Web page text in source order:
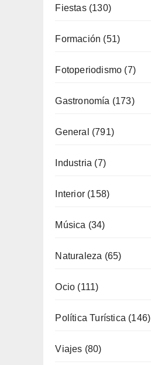
Fiestas(130)
Formación (51)
Fotoperiodismo (7)
Gastronomía (173)
General (791)
Industria (7)
Interior(158)
Música (34)
Naturaleza (65)
Ocio (111)
Política Turística (146)
Viajes (80)